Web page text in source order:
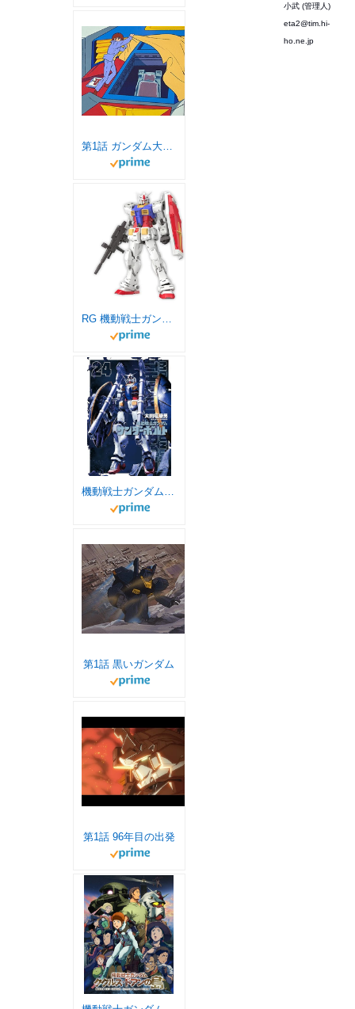
第1話 ガンダム大地に立つ!!
RG 機動戦士ガンダム RX-78-2 ガンダム Ver.2.0 1/144スケール 色分け済みプラモデル
機動戦士ガンダム サンダーボルト（２４） (ビッグコミックススペシャル)
第1話 黒いガンダム
第1話 96年目の出発
小武 (管理人)
eta2@tim.hi-
ho.ne.jp